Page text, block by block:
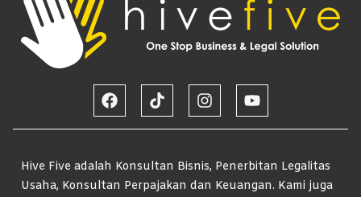
Hive Five adalah Konsultan Bisnis, Penerbitan Legalitas
Usaha, Konsultan Perpajakan dan Keuangan. Kami juga